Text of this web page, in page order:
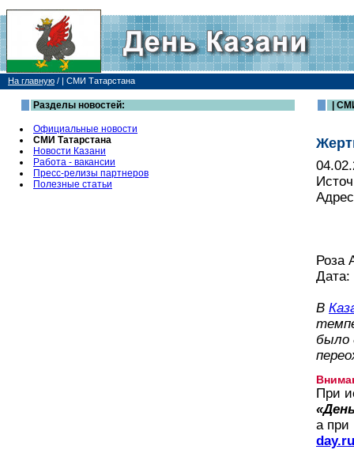
На главную / | СМИ Татарстана
Разделы новостей:
Официальные новости
СМИ Татарстана
Новости Казани
Работа - вакансии
Пресс-релизы партнеров
Полезные статьи
|
Дата:
В
было
При
а при
day.ru